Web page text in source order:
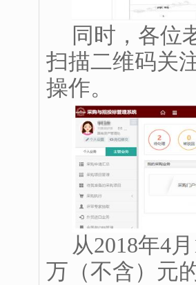
同时，各位
扫描二维码关
操作。
从2018年4月
万（不含）元